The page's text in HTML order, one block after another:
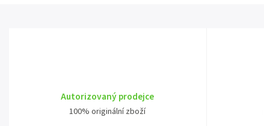
Autorizovaný prodejce
100% originální zboží